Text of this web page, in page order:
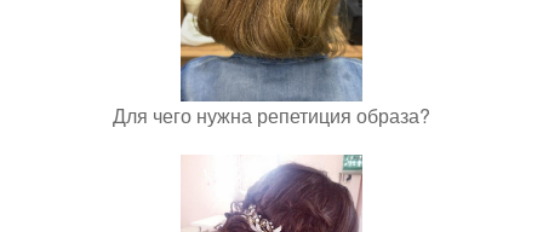
Для чего нужна репетиция образа?